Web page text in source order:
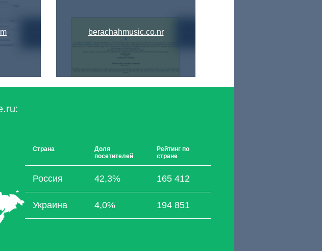
berachahmusic.co.nr
Страна
Доля
посетителей
Рейтинг по
стране
Россия 42,3% 165 412
Украина 4,0% 194 851